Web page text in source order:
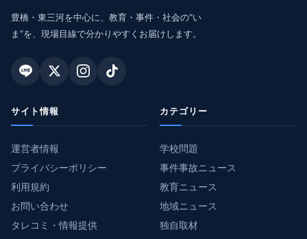
豊橋・東三河を中心に、教育・事件・社会の“い
ま”を、現場目線で分かりやすくお届けします。
サイト情報
運営者情報
プライバシーポリシー
利用規約
お問い合わせ
タレコミ・情報提供
カテゴリー
学校問題
事件事故ニュース
教育ニュース
地域ニュース
独自取材